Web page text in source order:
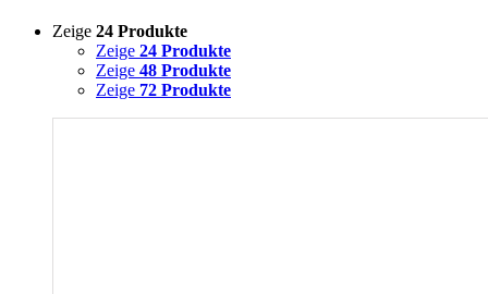
Zeige 24 Produkte
Zeige 24 Produkte
Zeige 48 Produkte
Zeige 72 Produkte